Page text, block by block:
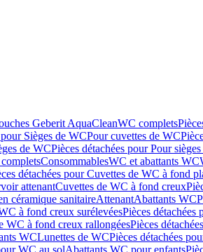
Geberit AquaCleanWC complets
Sièges de WCPour cuvettes de WC
de WCPièces détachées pour Pour
ConsommablesWC et abattants WC
détachées pour Cuvettes de WC à fond
attenantCuvettes de WC à fond creux
céramique sanitaireAttenantAbattants WC
à fond creux surélevéesPièces détachées
WC à fond creux rallongéesPièces
WCLunettes de WCPièces détachées
WC au solAbattants WC pour enfants